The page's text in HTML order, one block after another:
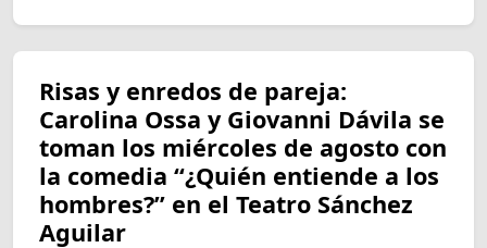
Risas y enredos de pareja:
Carolina Ossa y Giovanni Dávila se
toman los miércoles de agosto con
la comedia “¿Quién entiende a los
hombres?” en el Teatro Sánchez
Aguilar